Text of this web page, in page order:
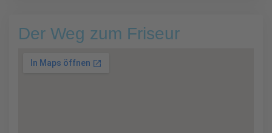
Der Weg zum Friseur